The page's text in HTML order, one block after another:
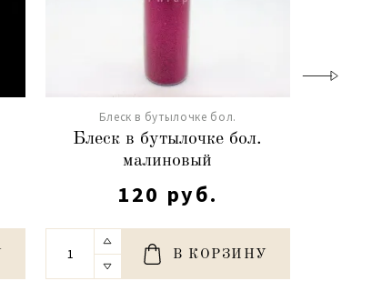
Блеск в бутылочке бол.
Блеск в бутылочке бол.
малиновый
120 руб.
В КОРЗИНУ